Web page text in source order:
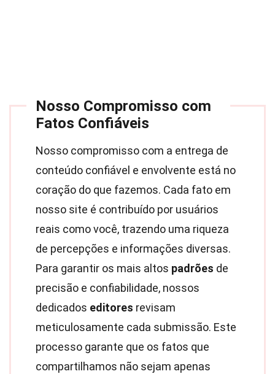
Nosso Compromisso com
Fatos Confiáveis
Nosso compromisso com a entrega de
conteúdo confiável e envolvente está no
coração do que fazemos. Cada fato em
nosso site é contribuído por usuários
reais como você, trazendo uma riqueza
de percepções e informações diversas.
Para garantir os mais altos padrões de
precisão e confiabilidade, nossos
dedicados editores revisam
meticulosamente cada submissão. Este
processo garante que os fatos que
compartilhamos não sejam apenas